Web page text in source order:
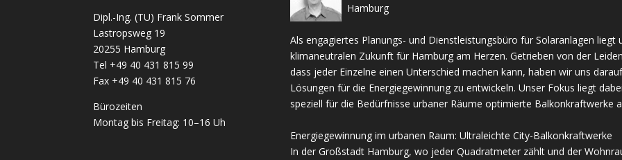
Dipl.-Ing. (TU) Frank Sommer
Lastropsweg 19
20255 Hamburg
Tel +49 40 431 815 99
Fax +49 40 431 815 76
Bürozeiten
Montag bis Freitag: 10–16 Uh
Hamburg
Als engagiertes Planungs- und Dienstleistungsbüro für Solaranlagen liegt
klimaneutralen Zukunft für Hamburg am Herzen. Getrieben von der
dass jeder Einzelne einen Unterschied machen kann, haben wir uns
Lösungen für die Energiegewinnung zu entwickeln. Unser Fokus liegt
speziell für die Bedürfnisse urbaner Räume optimierte Balkonkraftwerke
Energiegewinnung im urbanen Raum: Ultraleichte City-Balkonkraftwerke
In der Großstadt Hamburg, wo jeder Quadratmeter zählt und der